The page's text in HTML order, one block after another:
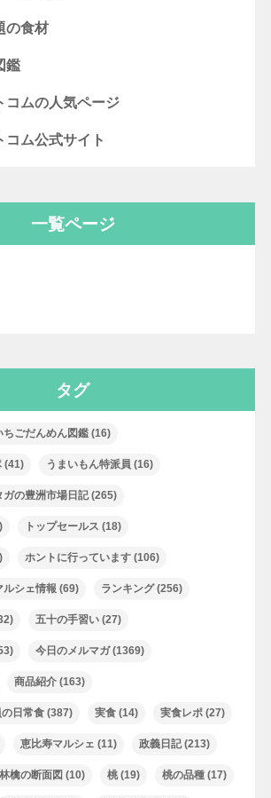
の食材
鑑
コムの人気ページ
コム公式サイト
一覧ページ
タグ
ちごだんめん図鑑(16)
(41) うまいもん特派員 (16)
ガの豊洲市場日記(265)
トップセールス (18)
ホントに行っています(106)
ルシェ情報 (69) ランキング(256)
五十の手習い(27)
今日のメルマガ(1369)
商品紹介(163)
日常食(387) 実食(14) 実食レポ(27)
恵比寿マルシェ (11) 政義日記(213)
林檎の断面図 (10) 桃(19) 桃の品種(17)